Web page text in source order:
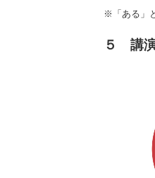
※「ある」
５ 講